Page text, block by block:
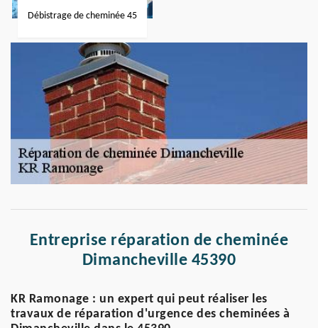
Débistrage de cheminée 45
Entreprise réparation de cheminée
Dimancheville 45390
KR Ramonage : un expert qui peut réaliser les
travaux de réparation d'urgence des cheminées à